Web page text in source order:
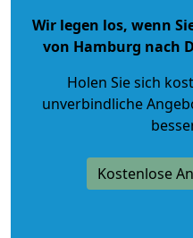
Wir legen los, wenn
von Hamburg nach
Holen Sie sich
unverbindliche
Kostenlose